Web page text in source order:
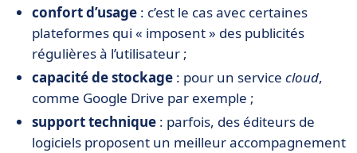
confort d’usage : c’est le cas avec certaines
plateformes qui « imposent » des publicités
régulières à l’utilisateur ;
capacité de stockage : pour un service cloud,
comme Google Drive par exemple ;
support technique : parfois, des éditeurs de
logiciels proposent un meilleur accompagnement